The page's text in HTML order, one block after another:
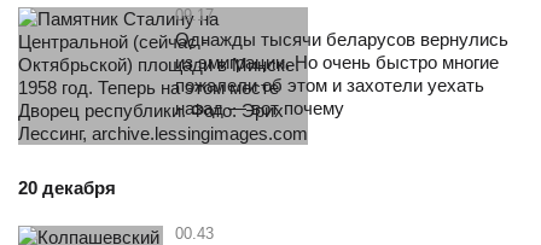
Однажды тысячи беларусов вернулись
из эмиграции. Но очень быстро многие
пожалели об этом и захотели уехать
назад — вот почему
09.17
20 декабря
00.43